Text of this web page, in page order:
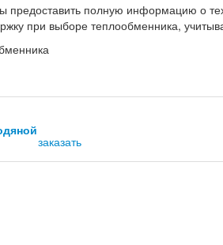
предоставить полную информацию о
при выборе теплообменника,
заказать